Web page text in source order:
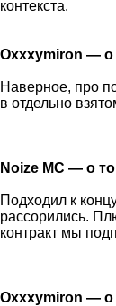
контекста.
Oxxxymiron —
Наверное, про
в отдельно
Noize MC — о
Подходил к
рассорились.
контракт мы
Oxxxymiron — о